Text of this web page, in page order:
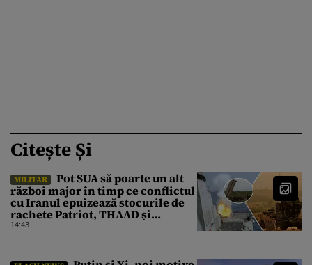
Citește Și
MILITAR
Pot SUA să poarte un alt
război major în timp ce conflictul
cu Iranul epuizează stocurile de
rachete Patriot, THAAD și
Tomahawk?
14:43